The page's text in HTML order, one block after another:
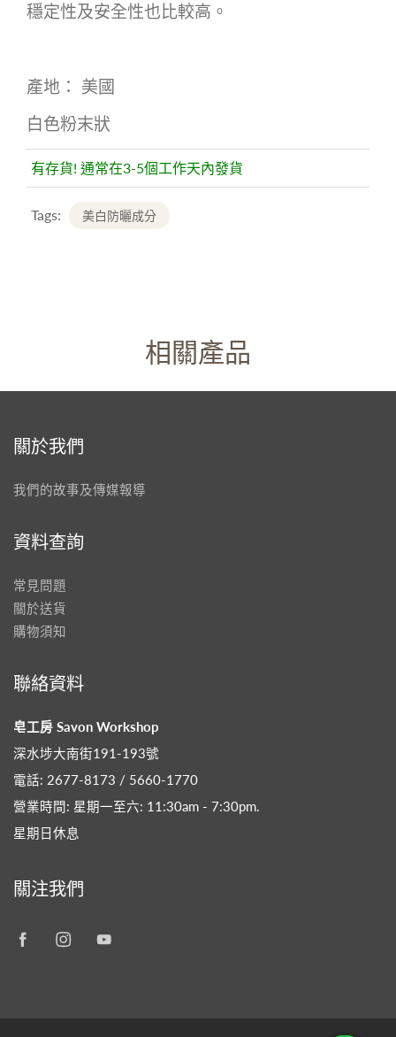
穩定性及安全性也比較高。
產地： 美國
白色粉末狀
有存貨! 通常在3-5個工作天內發貨
Tags: 美白防曬成分
相關產品
關於我們
我們的故事及傳媒報導
資料查詢
常見問題
關於送貨
購物須知
聯絡資料
皂工房 Savon Workshop
深水埗大南街191-193號
電話: 2677-8173 / 5660-1770
營業時間: 星期一至六: 11:30am - 7:30pm​.
星期日休息
關注我們